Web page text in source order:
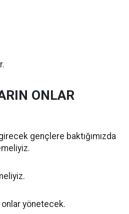
ONLAR
gençlere baktığımızda
onlar yönetecek.